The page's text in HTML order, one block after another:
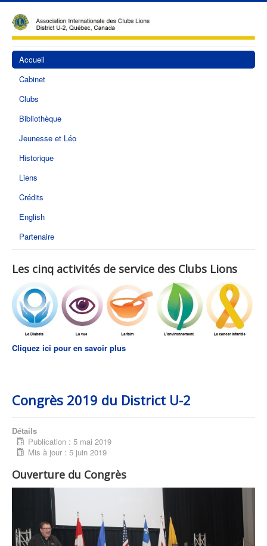
Accueil
Cabinet
Clubs
Bibliothèque
Jeunesse et Léo
Historique
Liens
Crédits
English
Partenaire
Les cinq activités de service des Clubs Lions
Cliquez ici pour en savoir plus
Congrès 2019 du District U-2
Détails
Publication : 5 mai 2019
Mis à jour : 5 juin 2019
Ouverture du Congrès